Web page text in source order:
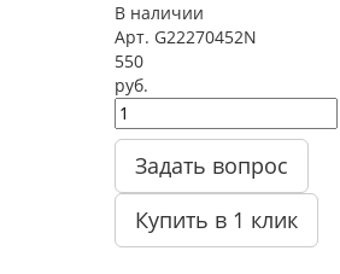
В наличии
Арт. G22270452N
550
руб.
Задать вопрос
Купить в 1 клик